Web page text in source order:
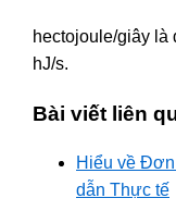
hectojoule/giây là
hJ/s.
Bài viết liên
Hiểu về
dẫn Thực tế